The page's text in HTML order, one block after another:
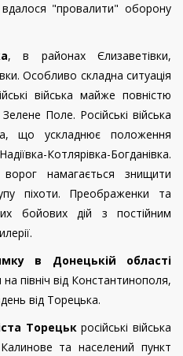
"провалити" оборону
, в районах Єлизаветівки,
Особливо складна ситуація
війська майже повністю
Поле. Російські війська
що ускладнює положення
Котлярівка-Богданівка.
намагається знищити
піхоти. Преображенки та
бойових дій з постійним
в Донецькій області
на північ від Константинополя,
від Торецька.
Торецькросійські війська
та населений пункт